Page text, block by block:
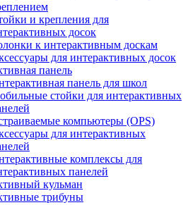
и крепления для
досок
к интерактивным доскам
для интерактивных досок
панель
панель для школ
стойки для интерактивных
компьютеры (OPS)
для интерактивных
комплексы для
панелей
кульман
трибуны